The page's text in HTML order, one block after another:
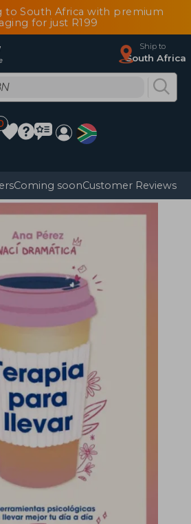
to South Africa with premium
for just R199
Ship to
South Africa
Coming soonCustomer Reviews